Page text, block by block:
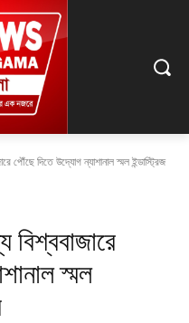
পৌঁছে দিতে উদ্যোগ ন্যাশানাল স্মল ইন্ডাস্ট্রিজ
বিশ্ববাজারে
স্মল